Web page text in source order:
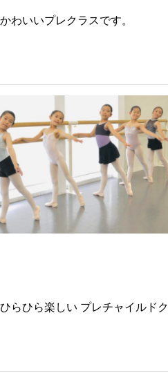
アンジュ
わいいプレクラスです。
らひら楽しい プレチャイルドク